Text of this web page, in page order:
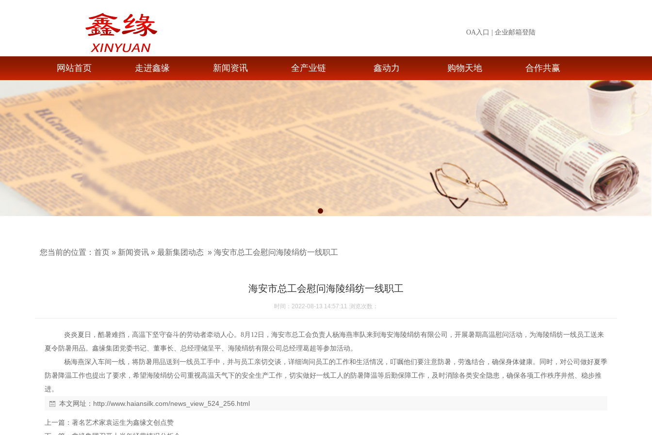
OA入口 企业邮箱登陆
网站首页 走进鑫缘 新闻资讯 全产业链 鑫动力 购物天地 合作共赢
1
您当前的位置： 首页 » 新闻资讯 » 最新集团动态 » 海安市总工会慰问海陵绢纺一线职工
海安市总工会慰问海陵绢纺一线职工
时间：2022-08-13 14:57:11 浏览次数：
炎炎夏日，酷暑难挡，高温下坚守奋斗的劳动者牵动人心。8月12日，海安市总工会负责人杨海燕率队来到海安海陵绢纺有限公司，开展暑期高温慰问活动，为海陵绢纺一线员工送来
夏令防暑用品。鑫缘集团党委书记、董事长、总经理储呈平、海陵绢纺有限公司总经理葛超等参加活动。
杨海燕深入车间一线，将防暑用品送到一线员工手中，并与员工亲切交谈，详细询问员工的工作和生活情况，叮嘱他们要注意防暑，劳逸结合，确保身体健康。同时，对公司做好夏季
防暑降温工作也提出了要求，希望海陵绢纺公司重视高温天气下的安全生产工作，切实做好一线工人的防暑降温等后勤保障工作，及时消除各类安全隐患，确保各项工作秩序井然、稳步推
进。
本文网址： http://www.haiansilk.com/news_view_524_256.html
上一篇： 著名艺术家袁运生为鑫缘文创点赞